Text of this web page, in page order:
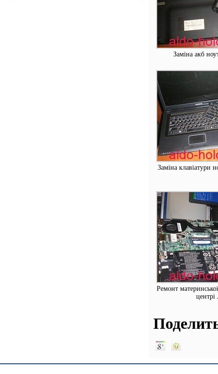
Заміна акб
Заміна клавіатури
Ремонт
центрі